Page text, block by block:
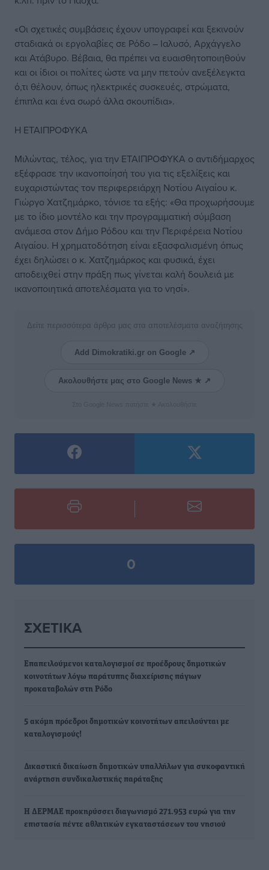
«Οι σχετικές συμβάσεις έχουν υπογραφεί και ξεκινούν
σταδιακά οι εργολαβίες σε Ρόδο – Ιαλυσό, Αρχάγγελο
και Ατάβυρο. Βέβαια, θα πρέπει να ευαισθητοποιηθούν
και οι ίδιοι οι πολίτες ώστε να μην πετούν ανεξέλεγκτα
ό,τι θέλουν, όπως ηλεκτρικές συσκευές, στρώματα,
έπιπλα και ένα σωρό άλλα σκουπίδια».
Η ΕΤΑΙΠΡΟΦΥΚΑ
Μιλώντας, τέλος, για την ΕΤΑΙΠΡΟΦΥΚΑ ο αντιδήμαρχος
εξέφρασε την ικανοποίησή του για τις εξελίξεις και
ευχαριστώντας τον περιφερειάρχη Νοτίου Αιγαίου κ.
Γιώργο Χατζημάρκο, τόνισε τα εξής: «Θα προχωρήσουμε
με το ίδιο μοντέλο και την προγραμματική σύμβαση
ανάμεσα στον Δήμο Ρόδου και την Περιφέρεια Νοτίου
Αιγαίου. Η χρηματοδότηση είναι εξασφαλισμένη όπως
έχει δηλώσει ο κ. Χατζημάρκος και φυσικά, έχει
αποδειχθεί στην πράξη πως γίνεται καλή δουλειά με
ικανοποιητικά αποτελέσματα για το νησί».
Δείτε περισσότερα άρθρα μας στα αποτελέσματα αναζήτησης
Add Dimokratiki.gr on Google ↗
Ακολουθήστε μας στο Google News ★ ↗
0
ΣΧΕΤΙΚΆ
Επαπειλούμενοι καταλογισμοί σε προέδρους δημοτικών
κοινοτήτων λόγω παράτυπης διαχείρισης πάγιων
προκαταβολών στη Ρόδο
5 ακόμη πρόεδροι δημοτικών κοινοτήτων απειλούνται με
καταλογισμούς!
Δικαστική δικαίωση δημοτικών υπαλλήλων για συκοφαντική
ανάρτηση συνδικαλιστικής παράταξης
Η ΔΕΡΜΑΕ προκηρύσσει διαγωνισμό 271.953 ευρώ για την
επιστασία πέντε αθλητικών εγκαταστάσεων του νησιού